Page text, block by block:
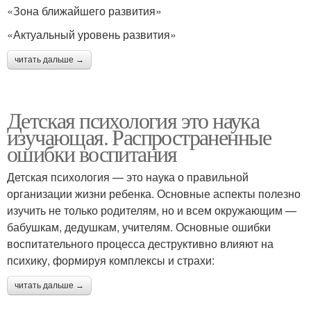
«Зона ближайшего развития»
«Актуальный уровень развития»
читать дальше →
Детская психология это наука
изучающая. Распространенные
ошибки воспитания
Детская психология — это наука о правильной
организации жизни ребенка. Основные аспекты полезно
изучить не только родителям, но и всем окружающим —
бабушкам, дедушкам, учителям. Основные ошибки
воспитательного процесса деструктивно влияют на
психику, формируя комплексы и страхи:
читать дальше →